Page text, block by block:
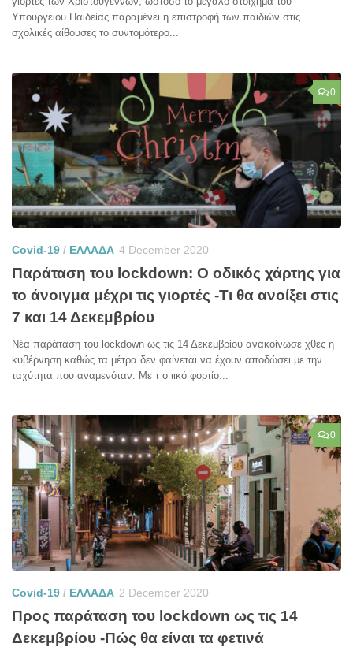
Υπουργείου Παιδείας παραμένει η επιστροφή των παιδιών στις
σχολικές αίθουσες το συντομότερο...
0
Covid-19 / ΕΛΛΑΔΑ 4 December 2020
Παράταση του lockdown: Ο οδικός χάρτης για
το άνοιγμα μέχρι τις γιορτές -Τι θα ανοίξει στις
7 και 14 Δεκεμβρίου
Νέα παράταση του lockdown ως τις 14 Δεκεμβρίου ανακοίνωσε χθες η
κυβέρνηση καθώς τα μέτρα δεν φαίνεται να έχουν αποδώσει με την
ταχύτητα που αναμενόταν. Με τ ο ιικό φορτίο...
0
Covid-19 / ΕΛΛΑΔΑ 2 December 2020
Προς παράταση του lockdown ως τις 14
Δεκεμβρίου -Πώς θα είναι τα φετινά